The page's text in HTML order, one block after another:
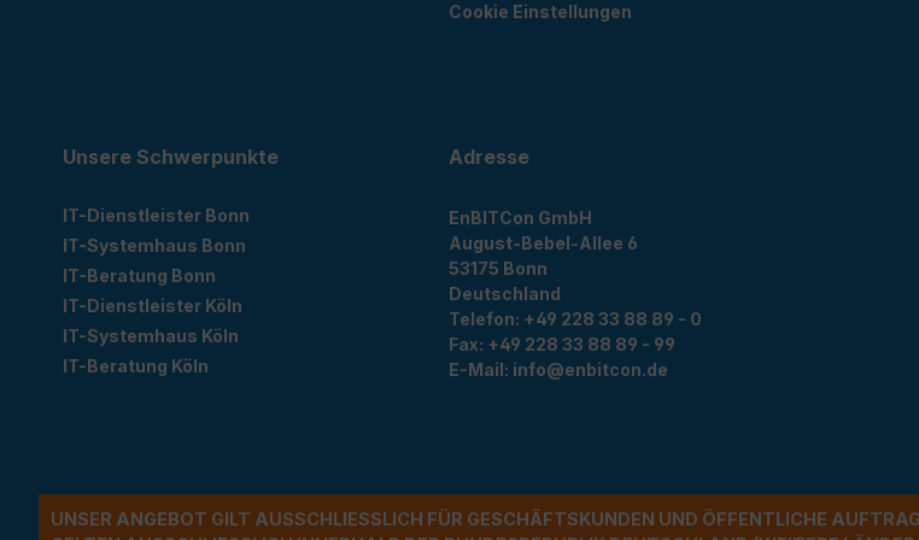
Cookie Einstellungen
Unsere Schwerpunkte
IT-Dienstleister Bonn
IT-Systemhaus Bonn
IT-Beratung Bonn
IT-Dienstleister Köln
IT-Systemhaus Köln
IT-Beratung Köln
Adresse
EnBITCon GmbH
August-Bebel-Allee 6
53175 Bonn
Deutschland
Telefon: +49 228 33 88 89 - 0
Fax: +49 228 33 88 89 - 99
E-Mail: info@enbitcon.de
UNSER ANGEBOT GILT AUSSCHLIESSLICH FÜR GESCHÄFTSKUNDEN UND ÖFFENTLICHE